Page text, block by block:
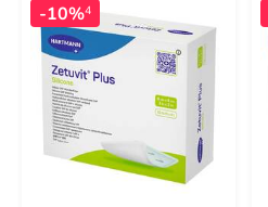
-10%4